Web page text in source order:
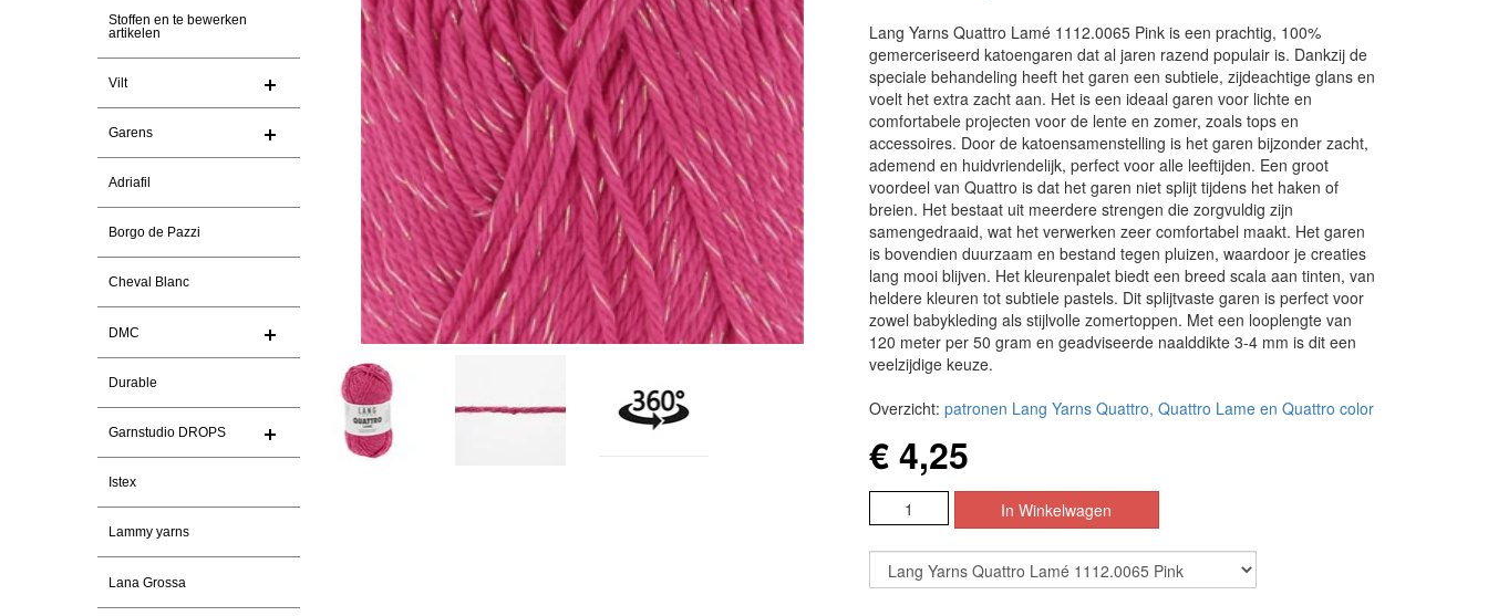
Stoffen en te bewerken
artikelen
Vilt
Garens
Adriafil
Borgo de Pazzi
Cheval Blanc
DMC
Durable
Garnstudio DROPS
Istex
Lammy yarns
Lana Grossa
Lang Yarns Quattro Lamé 1112.0065 Pink is een prachtig, 100%
gemerceriseerd katoengaren dat al jaren razend populair is. Dankzij de
speciale behandeling heeft het garen een subtiele, zijdeachtige glans en
voelt het extra zacht aan. Het is een ideaal garen voor lichte en
comfortabele projecten voor de lente en zomer, zoals tops en
accessoires. Door de katoensamenstelling is het garen bijzonder zacht,
ademend en huidvriendelijk, perfect voor alle leeftijden. Een groot
voordeel van Quattro is dat het garen niet splijt tijdens het haken of
breien. Het bestaat uit meerdere strengen die zorgvuldig zijn
samengedraaid, wat het verwerken zeer comfortabel maakt. Het garen
is bovendien duurzaam en bestand tegen pluizen, waardoor je creaties
lang mooi blijven. Het kleurenpalet biedt een breed scala aan tinten, van
heldere kleuren tot subtiele pastels. Dit splijtvaste garen is perfect voor
zowel babykleding als stijlvolle zomertoppen. Met een looplengte van
120 meter per 50 gram en geadviseerde naalddikte 3-4 mm is dit een
veelzijdige keuze.
Overzicht: patronen Lang Yarns Quattro, Quattro Lame en Quattro color
€ 4,25